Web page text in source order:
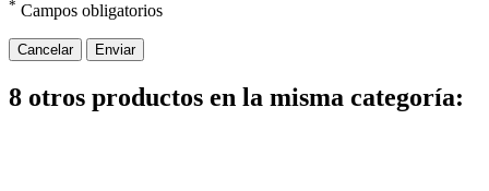
* Campos obligatorios
Cancelar Enviar
8 otros productos en la misma categoría: